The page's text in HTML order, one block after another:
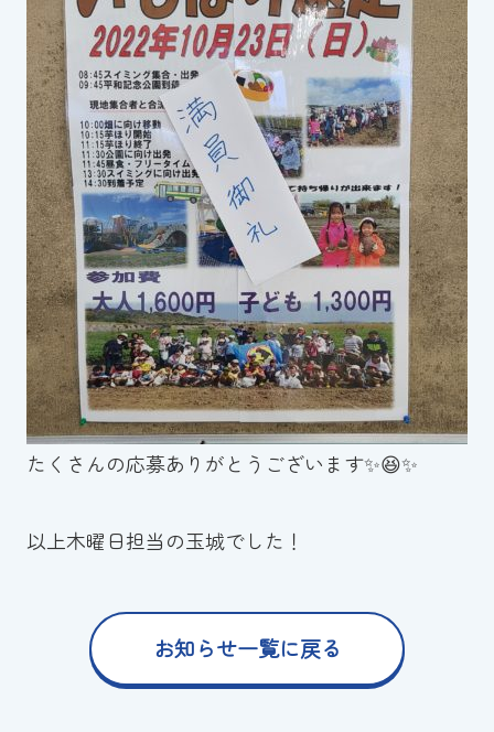
たくさんの応募ありがとうございます✨😆✨
以上木曜日担当の玉城でした！
お知らせ一覧に戻る